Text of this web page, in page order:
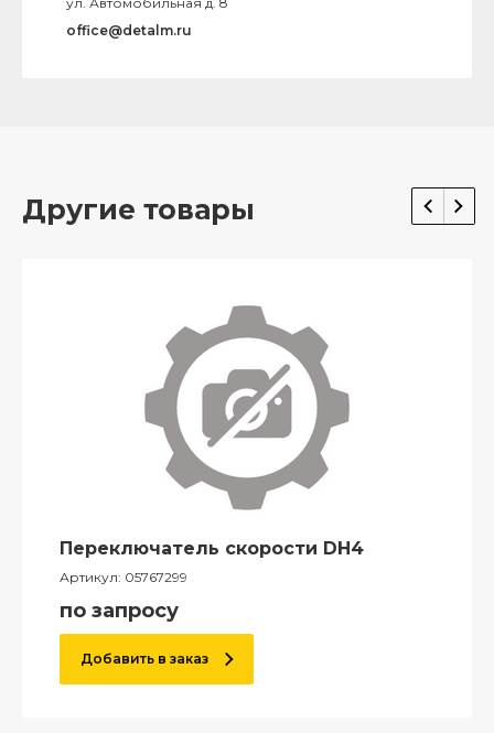
office@detalm.ru
Другие товары
Переключатель скорости DH4
Артикул: 05767299
по запросу
Добавить в заказ